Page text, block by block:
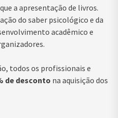
a apresentação de livros.
do saber psicológico e da
acadêmico e
todos os profissionais e
de desconto na aquisição dos